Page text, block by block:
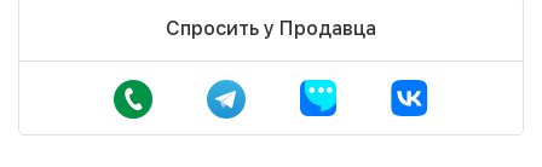
Спросить у Продавца